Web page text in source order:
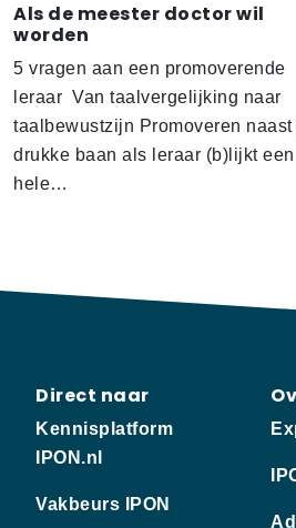
Als de meester doctor wil
worden
5 vragen aan een promoverende
leraar Van taalvergelijking naar
taalbewustzijn Promoveren naast
drukke baan als leraar (b)lijkt een
hele…
Direct naar
Kennisplatform
IPON.nl
Vakbeurs IPON